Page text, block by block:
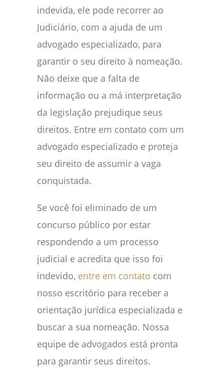
indevida, ele pode recorrer ao
Judiciário, com a ajuda de um
advogado especializado, para
garantir o seu direito à nomeação.
Não deixe que a falta de
informação ou a má interpretação
da legislação prejudique seus
direitos. Entre em contato com um
advogado especializado e proteja
seu direito de assumir a vaga
conquistada.
Se você foi eliminado de um
concurso público por estar
respondendo a um processo
judicial e acredita que isso foi
indevido, entre em contato com
nosso escritório para receber a
orientação jurídica especializada e
buscar a sua nomeação. Nossa
equipe de advogados está pronta
para garantir seus direitos.